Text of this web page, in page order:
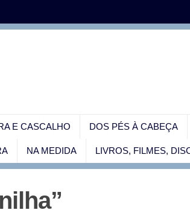
E CASCALHO DOS PÉS À CABEÇA
NA MEDIDA LIVROS, FILMES,